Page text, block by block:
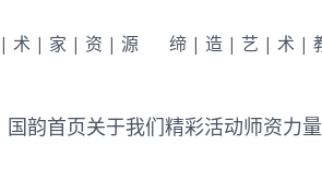
术|家|资|源 缔|造|艺|术|
国韵首页关于我们精彩活动师资力量